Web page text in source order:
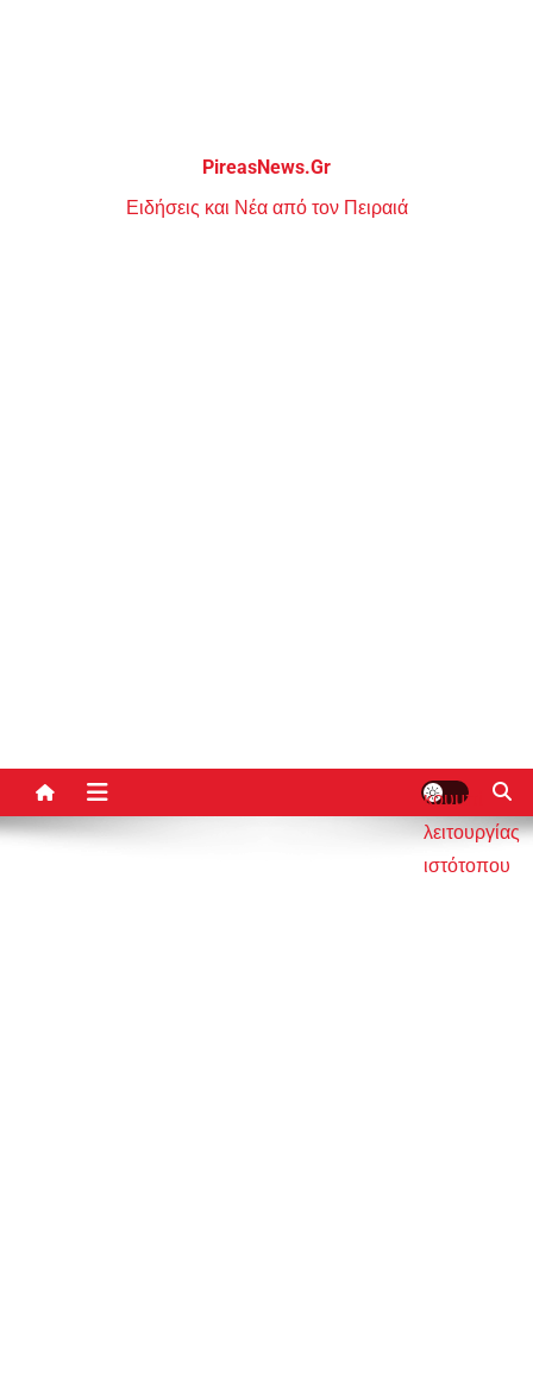
PireasNews.Gr
Ειδήσεις και Νέα από τον Πειραιά
κουμπί
λειτουργίας
ιστότοπου